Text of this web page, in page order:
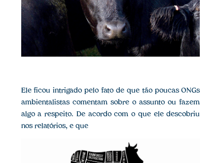
Ele ficou intrigado pelo fato de que tão poucas ONGs
ambientalistas comentam sobre o assunto ou fazem
algo a respeito. De acordo com o que ele descobriu
nos relatórios, e que